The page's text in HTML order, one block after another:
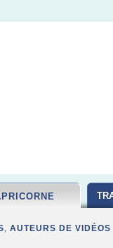
, AUTEURS DE VIDÉOS